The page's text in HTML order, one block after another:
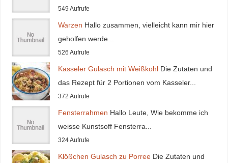
549 Aufrufe
Warzen Hallo zusammen, vielleicht kann mir hier
geholfen werde...
526 Aufrufe
Kasseler Gulasch mit Weißkohl Die Zutaten und
das Rezept für 2 Portionen vom Kasseler...
372 Aufrufe
Fensterrahmen Hallo Leute, Wie bekomme ich
weisse Kunstsoff Fensterra...
324 Aufrufe
Klößchen Gulasch zu Porree Die Zutaten und